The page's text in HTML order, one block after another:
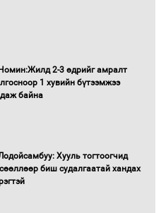
2-3 өдрийг амралт
1 хувийн бүтээмжээ
байна
Хууль тогтоогчид
биш судалгаатай хандах